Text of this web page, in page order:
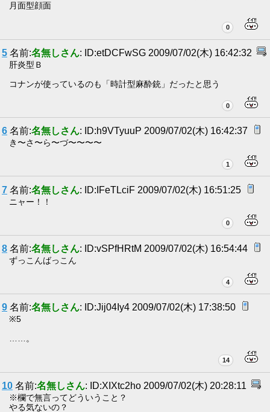
月面型顔面
0
5 名前:名無しさん: ID:etDCFwSG 2009/07/02(木) 16:42:32
肝炎型Ｂ
コナンが使っているのも「時計型麻酔銃」だったと思う
0
6 名前:名無しさん: ID:h9VTyuuP 2009/07/02(木) 16:42:37
き〜さ〜ら〜づ〜〜〜〜
1
7 名前:名無しさん: ID:IFeTLciF 2009/07/02(木) 16:51:25
ニャー！！
0
8 名前:名無しさん: ID:vSPfHRtM 2009/07/02(木) 16:54:44
ずっこんばっこん
4
9 名前:名無しさん: ID:Jij04Iy4 2009/07/02(木) 17:38:50
※5
……。
14
10 名前:名無しさん: ID:XIXtc2ho 2009/07/02(木) 20:28:11
※欄で無言ってどういうこと？
やる気ないの？